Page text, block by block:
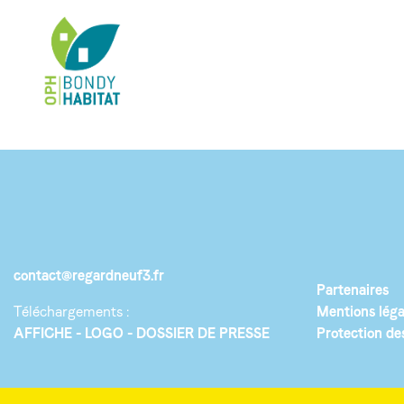
contact@regardneuf3.fr
Téléchargements :
AFFICHE
LOGO DOSSIER DE PRESSE
Partenaires
Mentions
Protection